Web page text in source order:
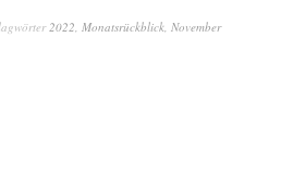
2022, Monatsrückblick, November